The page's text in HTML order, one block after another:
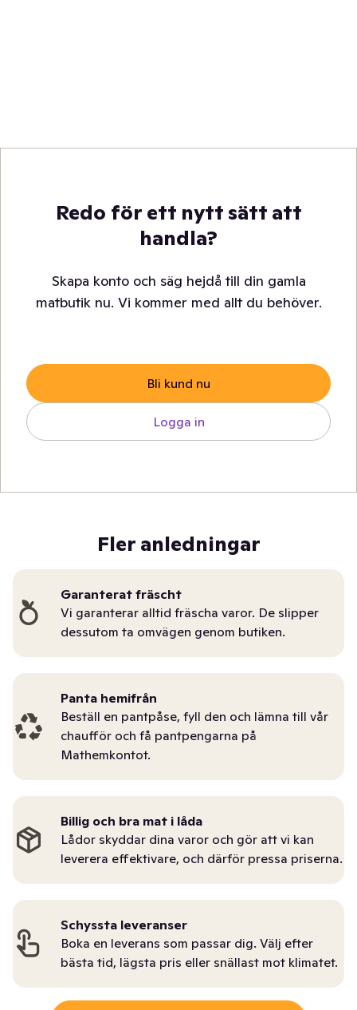
Redo för ett nytt sätt att
handla?
Skapa konto och säg hejdå till din gamla
matbutik nu. Vi kommer med allt du behöver.
Bli kund nu
Logga in
Fler anledningar
Garanterat fräscht
Vi garanterar alltid fräscha varor. De slipper
dessutom ta omvägen genom butiken.
Panta hemifrån
Beställ en pantpåse, fyll den och lämna till vår
chaufför och få pantpengarna på
Mathemkontot.
Billig och bra mat i låda
Lådor skyddar dina varor och gör att vi kan
leverera effektivare, och därför pressa priserna.
Schyssta leveranser
Boka en leverans som passar dig. Välj efter
bästa tid, lägsta pris eller snällast mot klimatet.